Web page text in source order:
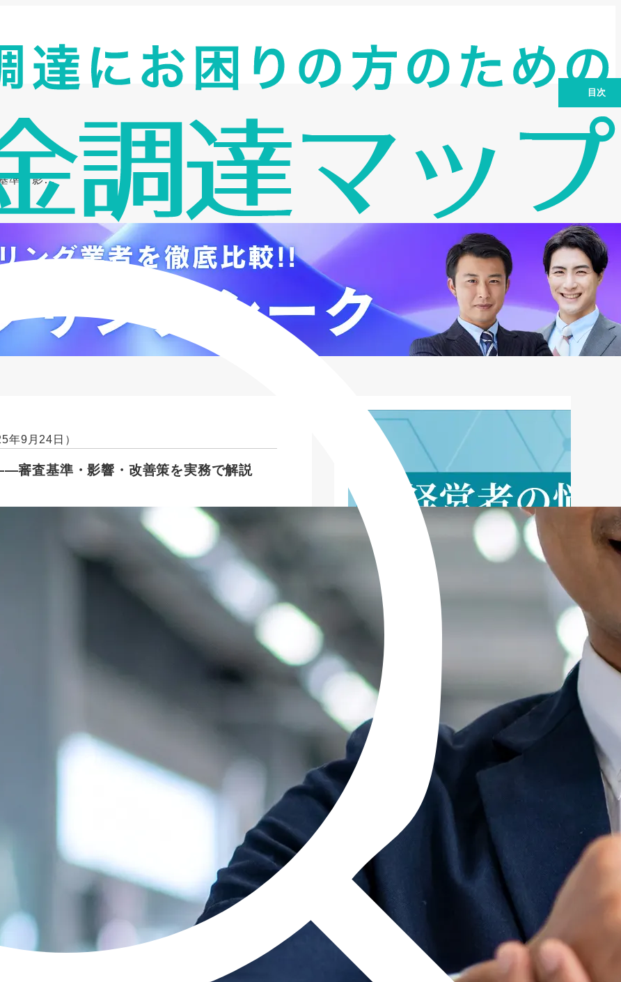
準・影…
年9月24日）
審査基準・影響・改善策を実務で解説
目次
信用情報がビジネスローンに与える影響
信用情報の確認方法と開示手続き
信用情報に関するトラブルとその対処法
ビジネスローンの審査基準と信用情報の
信用情報が悪化する原因とその影響
ビジネスローンの選び方と信用情報の活
まとめ：ビジネスローン利用時の信用情